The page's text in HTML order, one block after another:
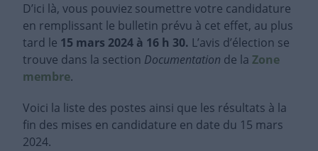
D’ici là, vous pouviez soumettre votre candidature
en remplissant le bulletin prévu à cet effet, au plus
tard le 15 mars 2024 à 16 h 30. L’avis d’élection se
trouve dans la section Documentation de la Zone
membre.
Voici la liste des postes ainsi que les résultats à la
fin des mises en candidature en date du 15 mars
2024.